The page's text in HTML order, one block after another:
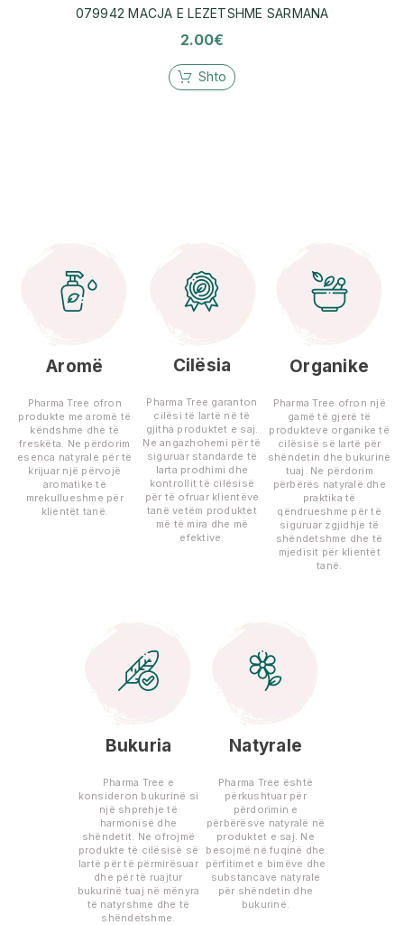
079942 MACJA E LEZETSHME SARMANA
2.00€
Shto
Aromë
Pharma Tree ofron
produkte me aromë të
këndshme dhe të
freskëta. Ne përdorim
esenca natyrale për të
krijuar një përvojë
aromatike të
mrekullueshme për
klientët tanë.
Cilësia
Pharma Tree garanton
cilësi të lartë në të
gjitha produktet e saj.
Ne angazhohemi për të
siguruar standarde të
larta prodhimi dhe
kontrollit të cilësisë
për të ofruar klientëve
tanë vetëm produktet
më të mira dhe më
efektive.
Organike
Pharma Tree ofron një
gamë të gjerë të
produkteve organike të
cilësisë së lartë për
shëndetin dhe bukurinë
tuaj. Ne përdorim
përbërës natyralë dhe
praktika të
qëndrueshme për të
siguruar zgjidhje të
shëndetshme dhe të
mjedisit për klientët
tanë.
Bukuria
Pharma Tree e
konsideron bukurinë si
një shprehje të
harmonisë dhe
shëndetit. Ne ofrojmë
produkte të cilësisë së
lartë për të përmirësuar
dhe për të ruajtur
bukurinë tuaj në mënyra
të natyrshme dhe të
shëndetshme.
Natyrale
Pharma Tree është
përkushtuar për
përdorimin e
përbërësve natyralë në
produktet e saj. Ne
besojmë në fuqinë dhe
përfitimet e bimëve dhe
substancave natyrale
për shëndetin dhe
bukurinë.